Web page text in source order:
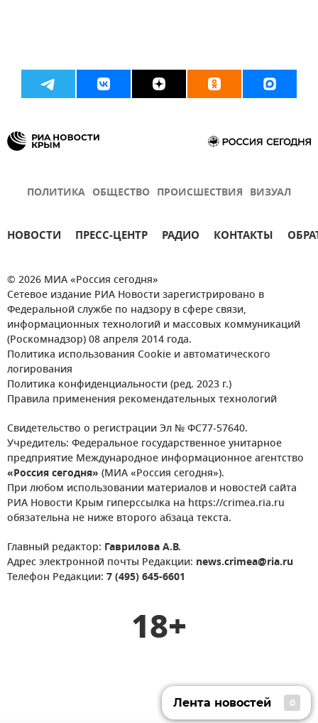
ПОЛИТИКА ОБЩЕСТВО ПРОИСШЕСТВИЯ ВИЗУАЛ
НОВОСТИ ПРЕСС-ЦЕНТР РАДИО КОНТАКТЫ
© 2026 МИА «Россия сегодня»
Сетевое издание РИА Новости зарегистрировано в
Федеральной службе по надзору в сфере связи,
информационных технологий и массовых коммуникаций
(Роскомнадзор) 08 апреля 2014 года.
Политика использования Cookie и автоматического
логирования
Политика конфиденциальности (ред. 2023 г.)
Правила применения рекомендательных технологий
Свидетельство о регистрации Эл № ФС77-57640.
Учредитель: Федеральное государственное унитарное
предприятие Международное информационное агентство
«Россия сегодня» (МИА «Россия сегодня»).
При любом использовании материалов и новостей сайта
РИА Новости Крым гиперссылка на https://crimea.ria.ru
обязательна не ниже второго абзаца текста.
Главный редактор: Гаврилова А.В.
Адрес электронной почты Редакции: news.crimea@ria.ru
Телефон Редакции: 7 (495) 645-6601
18+
Лента новостей 0